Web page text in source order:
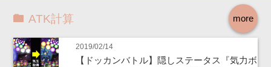
more
ATK計算
2019/02/14
【ドッカンバトル】隠しステータス『気力ボ